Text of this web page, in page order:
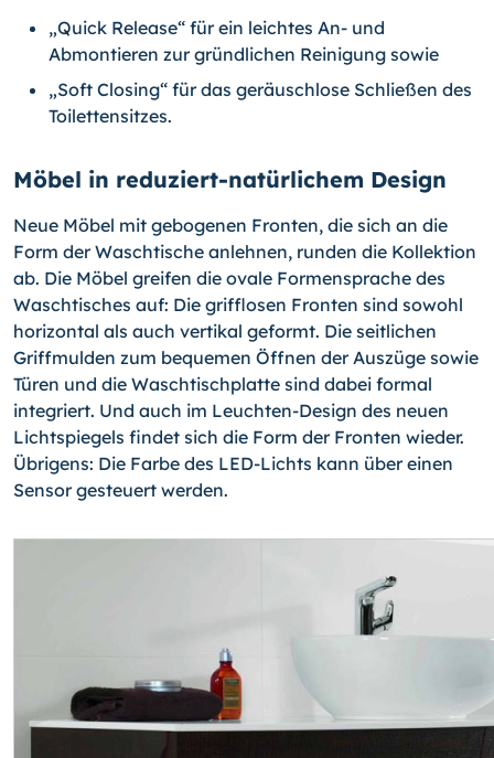
„Quick Release“ für ein leichtes An- und
Abmontieren zur gründlichen Reinigung sowie
„Soft Closing“ für das geräuschlose Schließen des
Toilettensitzes.
Möbel in reduziert-natürlichem Design
Neue Möbel mit gebogenen Fronten, die sich an die
Form der Waschtische anlehnen, runden die Kollektion
ab. Die Möbel greifen die ovale Formensprache des
Waschtisches auf: Die grifflosen Fronten sind sowohl
horizontal als auch vertikal geformt. Die seitli­chen
Griffmulden zum bequemen Öffnen der Auszüge sowie
Türen und die Waschtisch­platte sind dabei formal
integriert. Und auch im Leuchten-Design des neuen
Lichtspie­gels findet sich die Form der Fronten wieder.
Übrigens: Die Farbe des LED-Lichts kann über einen
Sensor gesteuert werden.